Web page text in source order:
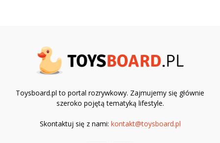
Toysboard.pl to portal rozrywkowy. Zajmujemy się głównie
szeroko pojętą tematyką lifestyle.
Skontaktuj się z nami: kontakt@toysboard.pl